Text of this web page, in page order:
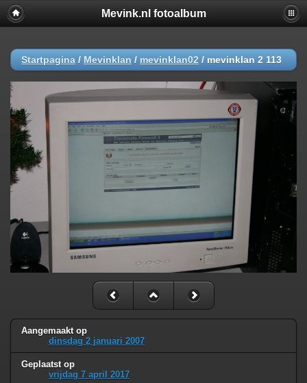
Mevink.nl fotoalbum
Startpagina / Mevinklan / mevinklan02 / mevinklan 2 113
Aangemaakt op
dinsdag 2 januari 2007
Geplaatst op
vrijdag 7 april 2017